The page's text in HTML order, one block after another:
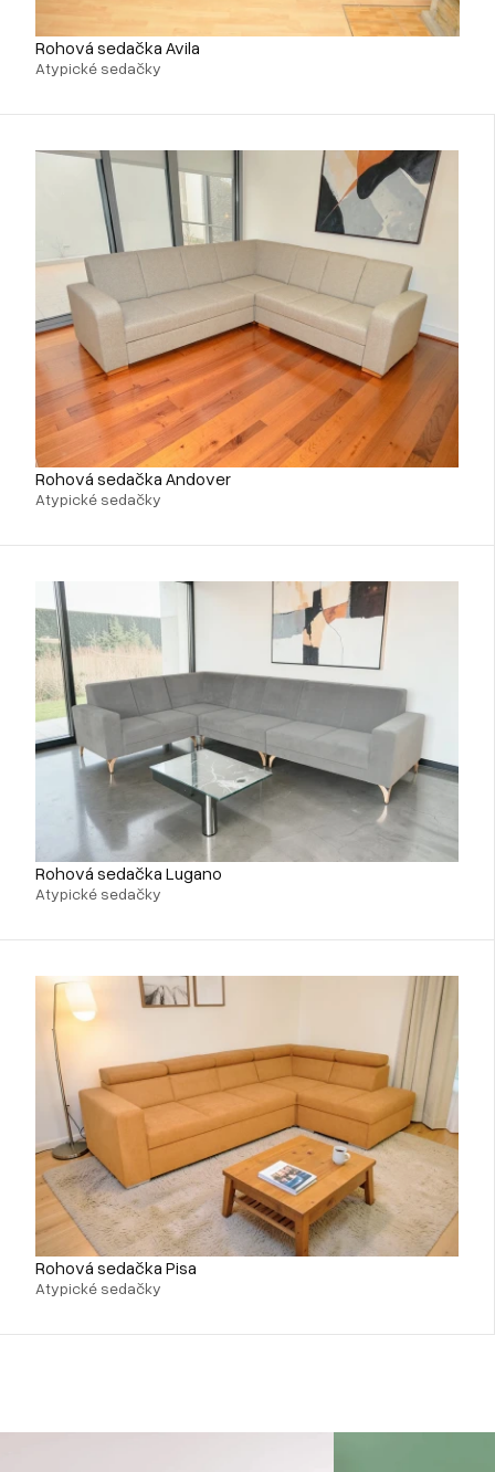
Rohová sedačka Avila
Atypické sedačky
Rohová sedačka Andover
Atypické sedačky
Rohová sedačka Lugano
Atypické sedačky
Rohová sedačka Pisa
Atypické sedačky